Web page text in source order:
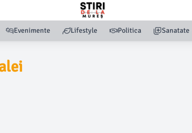
Evenimente Lifestyle Politica Sanatate